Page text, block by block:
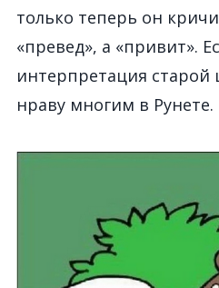
только теперь он
«превед», а «привит».
интерпретация
нраву многим в Рунете.